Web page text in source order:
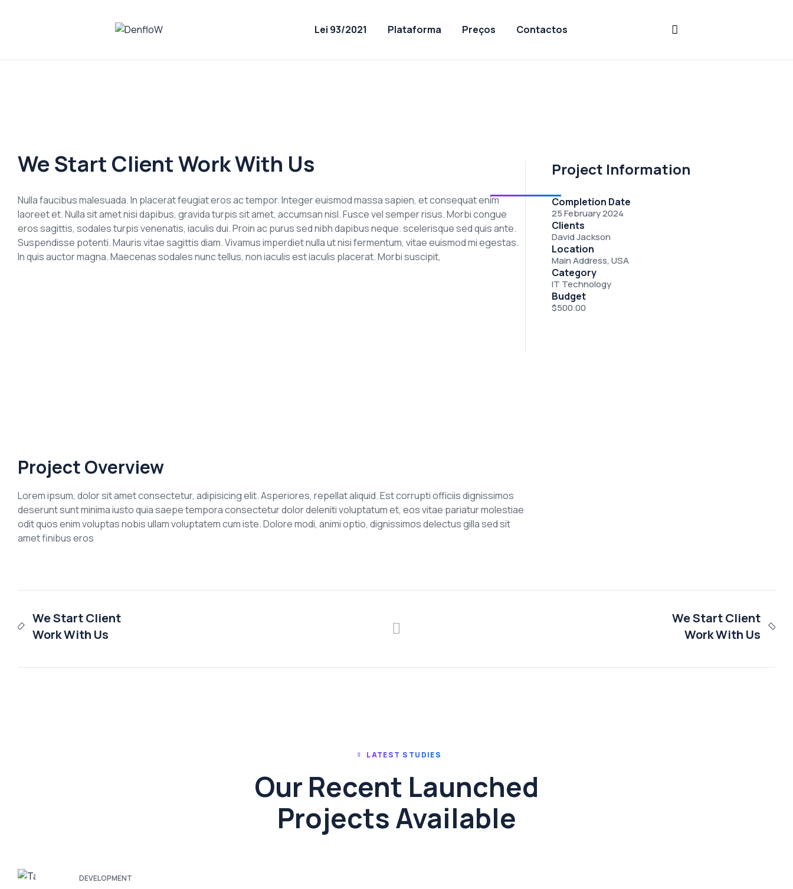
Lei 93/2021 Plataforma Preços Contactos
We Start Client Work With Us
Nulla faucibus malesuada. In placerat feugiat eros ac tempor. Integer euismod massa sapien, et consequat enim
laoreet et. Nulla sit amet nisi dapibus, gravida turpis sit amet, accumsan nisl. Fusce vel semper risus. Morbi congue
eros sagittis, sodales turpis venenatis, iaculis dui. Proin ac purus sed nibh dapibus neque. scelerisque sed quis ante.
Suspendisse potenti. Mauris vitae sagittis diam. Vivamus imperdiet nulla ut nisi fermentum, vitae euismod mi egestas.
In quis auctor magna. Maecenas sodales nunc tellus, non iaculis est iaculis placerat. Morbi suscipit,
Project Overview
Lorem ipsum, dolor sit amet consectetur, adipisicing elit. Asperiores, repellat aliquid. Est corrupti officiis dignissimos
deserunt sunt minima iusto quia saepe tempora consectetur dolor deleniti voluptatum et, eos vitae pariatur molestiae
odit quos enim voluptas nobis ullam voluptatem cum iste. Dolore modi, animi optio, dignissimos delectus gilla sed sit
amet finibus eros
Project Information
Completion Date
25 February 2024
Clients
David Jackson
Location
Main Address, USA
Category
IT Technology
Budget
$500.00
We Start Client
Work With Us
We Start Client
Work With Us
LATEST STUDIES
Our Recent Launched
Projects Available
DEVELOPMENT